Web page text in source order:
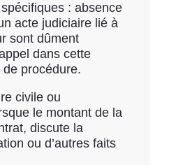
: absence
acte judiciaire lié à
sont dûment
dans cette
procédure.
civile ou
le montant de la
discute la
ou d’autres faits